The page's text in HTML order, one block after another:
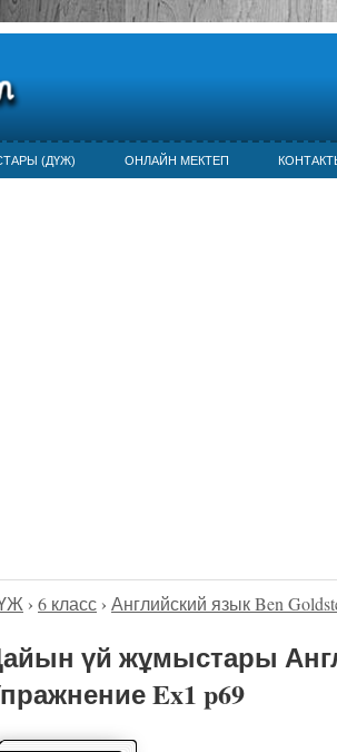
(ДҮЖ) ОНЛАЙН МЕКТЕП
› 6 класс › Английский язык Ben
үй жұмыстары
Ex1 p69